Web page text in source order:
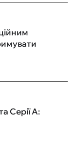
Серії А: